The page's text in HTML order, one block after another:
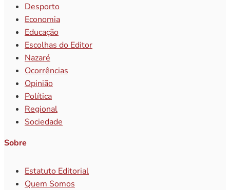
Desporto
Economia
Educação
Escolhas do Editor
Nazaré
Ocorrências
Opinião
Política
Regional
Sociedade
Sobre
Estatuto Editorial
Quem Somos